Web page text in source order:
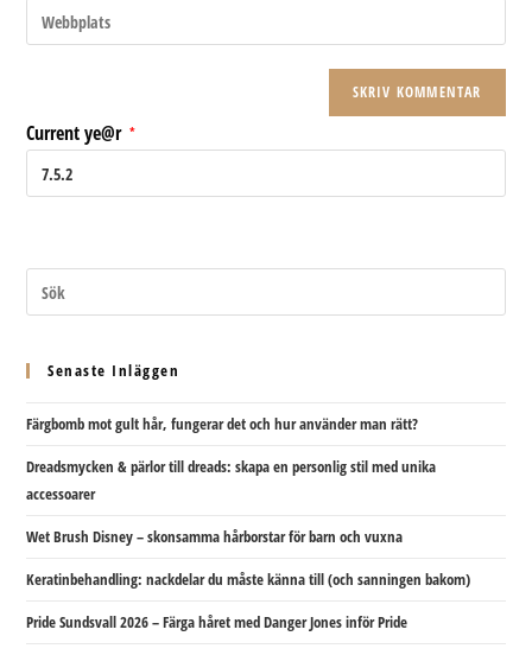
för
att
postadress
Ange
URL
webbplats
(valfritt)
Current ye@r *
Senaste Inläggen
Färgbomb mot gult hår, fungerar det och hur använder man rätt?
Dreadsmycken & pärlor till dreads: skapa en personlig stil med unika
accessoarer
Wet Brush Disney – skonsamma hårborstar för barn och vuxna
Keratinbehandling: nackdelar du måste känna till (och sanningen bakom)
Pride Sundsvall 2026 – Färga håret med Danger Jones inför Pride